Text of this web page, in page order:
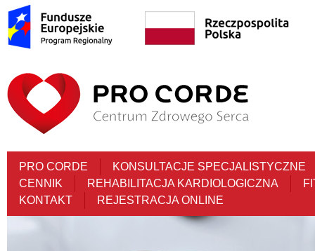
PRO CORDE
KONSULTACJE SPECJALISTYCZNE
CENNIK
REHABILITACJA KARDIOLOGICZNA
KONTAKT
REJESTRACJA ONLINE